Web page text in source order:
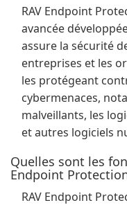
RAV Endpoint
avancée
assure la sécurité
entreprises et les
les protégeant
cybermenaces,
malveillants, les
et autres logiciels
Quelles sont les
Endpoint
RAV Endpoint